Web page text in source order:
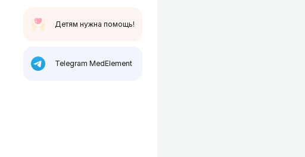
Детям нужна помощь!
Telegram MedElement